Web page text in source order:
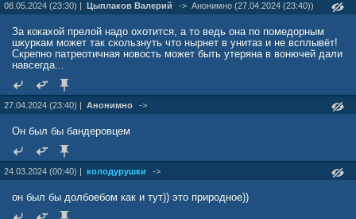
08.05.2024 (23:30) | Цыплаков Валерий -> Анонимно (27.04.2024 (23:40))
За кокахой прелой надо охотится, а то ведь она по помедорным
шкуркам может так скользнуть что нырнет в унитаз и не всплывёт!
Скрепно патреотичная новость может быть утеряна в вонючей дали
навсегда...
27.04.2024 (23:40) | Анонимно ->
Он был бы бандеровцем
24.03.2024 (00:40) | колодурушки ->
он был бы долбоебом как и тут)) это природное))